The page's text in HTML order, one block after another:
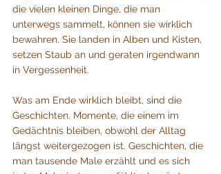
die vielen kleinen Dinge, die man
unterwegs sammelt, können sie wirklich
bewahren. Sie landen in Alben und Kisten,
setzen Staub an und geraten irgendwann
in Vergessenheit.
Was am Ende wirklich bleibt, sind die
Geschichten. Momente, die einem im
Gedächtnis bleiben, obwohl der Alltag
längst weitergezogen ist. Geschichten, die
man tausende Male erzählt und es sich